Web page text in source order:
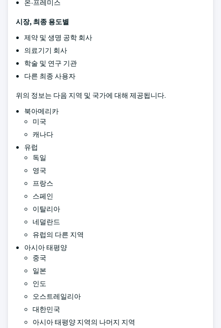
온-프레미스
시장, 최종 용도별
제약 및 생명 공학 회사
의료기기 회사
학술 및 연구 기관
다른 최종 사용자
위의 정보는 다음 지역 및 국가에 대해 제공됩니다.
북아메리카
미국
캐나다
유럽
독일
영국
프랑스
스페인
이탈리아
네덜란드
유럽의 다른 지역
아시아 태평양
중국
일본
인도
오스트레일리아
대한민국
아시아 태평양 지역의 나머지 지역